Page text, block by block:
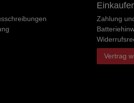
Zahlung
Vertrag